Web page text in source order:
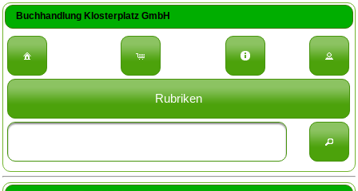
Buchhandlung Klosterplatz GmbH
Rubriken